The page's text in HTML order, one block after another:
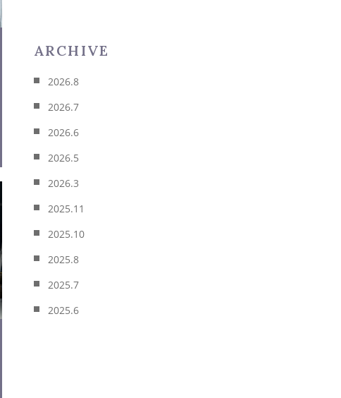
ARCHIVE
2026.8
2026.7
2026.6
2026.5
2026.3
2025.11
2025.10
2025.8
2025.7
2025.6